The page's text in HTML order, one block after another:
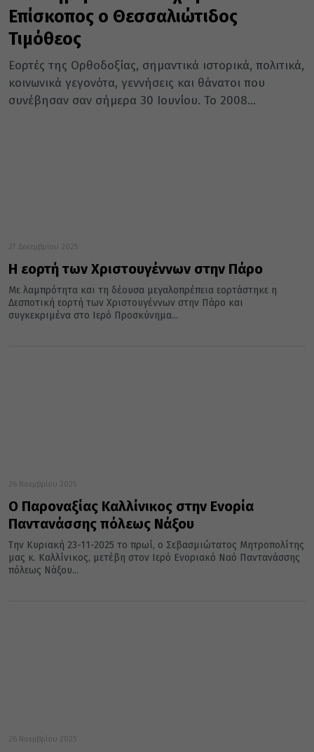
Επίσκοπος ο Θεσσαλιώτιδος
Τιμόθεος
Εορτές της Ορθοδοξίας, σημαντικά ιστορικά, πολιτικά,
κοινωνικά γεγονότα, γεννήσεις και θάνατοι που
συνέβησαν σαν σήμερα 30 Ιουνίου. Το 2008...
27 Δεκεμβρίου 2025
Η εορτή των Χριστουγέννων στην Πάρο
Με λαμπρότητα και τη δέουσα μεγαλοπρέπεια εορτάστηκε η
Δεσποτική εορτή των Χριστουγέννων στην Πάρο και
συγκεκριμένα στο Ιερό Προσκύνημα...
26 Νοεμβρίου 2025
Ο Παροναξίας Καλλίνικος στην Ενορία
Παντανάσσης πόλεως Νάξου
Την Κυριακή 23-11-2025 το πρωί, ο Σεβασμιώτατος Μητροπολίτης
μας κ. Καλλίνικος, μετέβη στον Ιερό Ενοριακό Ναό Παντανάσσης
πόλεως Νάξου...
26 Νοεμβρίου 2025